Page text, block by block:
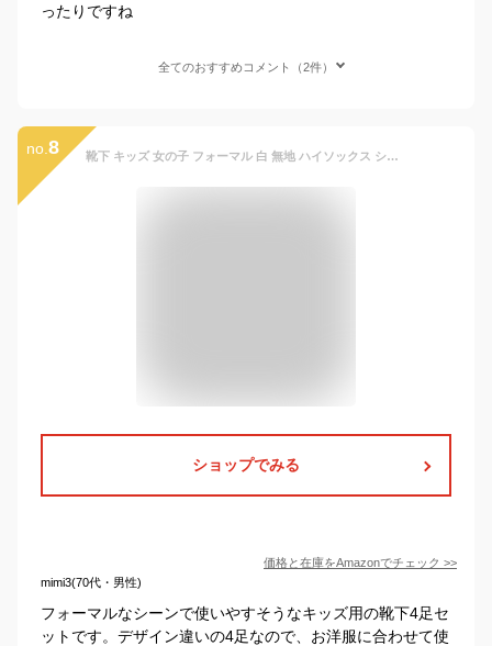
ったりですね
全てのおすすめコメント（2件）
no. 8 靴下 キッズ 女の子 フォーマル 白 無地 ハイソックス ショートソックス 4足セット 13-15cm 16-18cm 19-21cm (13-15cm)
ショップでみる
価格と在庫をAmazonでチェック >>
mimi3(70代・男性)
フォーマルなシーンで使いやすそうなキッズ用の靴下4足セ
ットです。デザイン違いの4足なので、お洋服に合わせて使